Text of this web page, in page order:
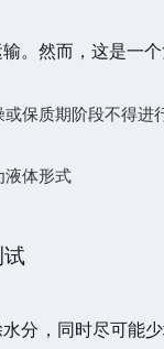
。然而，这是一
保质期阶段不得进
液体形式
分，同时尽可能